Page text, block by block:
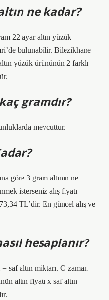
ne kadar?
22 ayar altın yüzük
bulunabilir. Bilezikhane
yüzük ürününün 2 farklı
gramdır?
mevcuttur.
göre 3 gram altının ne
isterseniz alış fiyatı
TL’dir. En güncel alış ve
hesaplanır?
saf altın miktarı. O zaman
altın fiyatı x saf altın